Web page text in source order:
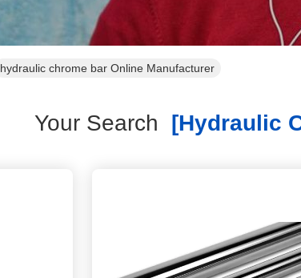
hydraulic chrome bar Online Manufacturer
Your Search [hydraulic